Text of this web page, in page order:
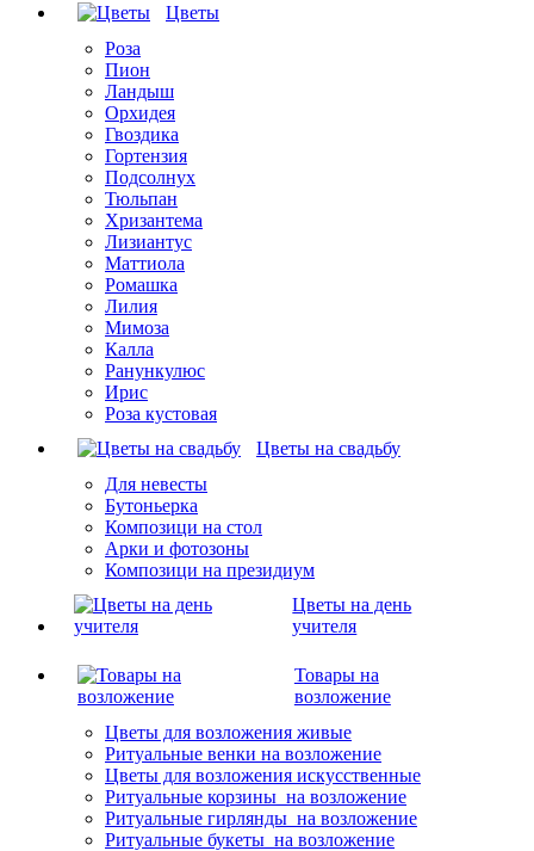
Цветы
Роза
Пион
Ландыш
Орхидея
Гвоздика
Гортензия
Подсолнух
Тюльпан
Хризантема
Лизиантус
Маттиола
Ромашка
Лилия
Мимоза
Калла
Ранункулюс
Ирис
Роза кустовая
Цветы на свадьбу
Для невесты
Бутоньерка
Композици на стол
Арки и фотозоны
Композици на президиум
Цветы на день
учителя
Товары на
возложение
Цветы для возложения живые
Ритуальные венки на возложение
Цветы для возложения искусственные
Ритуальные корзины на возложение
Ритуальные гирлянды на возложение
Ритуальные букеты на возложение